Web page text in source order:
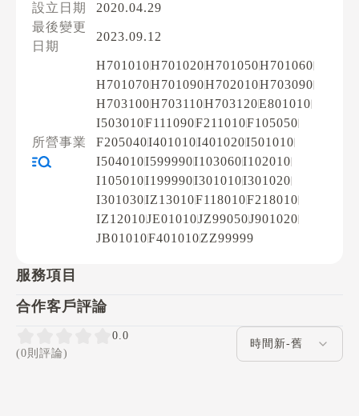
設立日期
2020.04.29
最後變更
日期
2023.09.12
所營事業
H701010H701020H701050H701060
H701070H701090H702010H703090
H703100H703110H703120E801010
I503010F111090F211010F105050
F205040I401010I401020I501010
I504010I599990I103060I102010
I105010I199990I301010I301020
I301030IZ13010F118010F218010
IZ12010JE01010JZ99050J901020
JB01010F401010ZZ99999
服務項目
合作客戶評論
0.0
(0則評論)
評論排序